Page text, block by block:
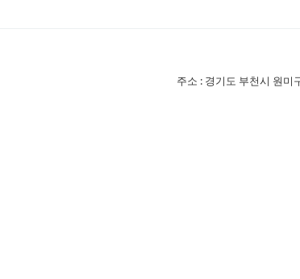
주소 : 경기도 부천시 원